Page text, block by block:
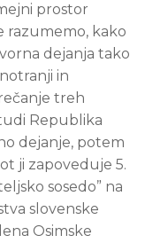
prostor
razumemo, kako
dejanja tako
in
treh
Republika
dejanje, potem
ji zapoveduje 5.
sosedo” na
slovenske
Osimske